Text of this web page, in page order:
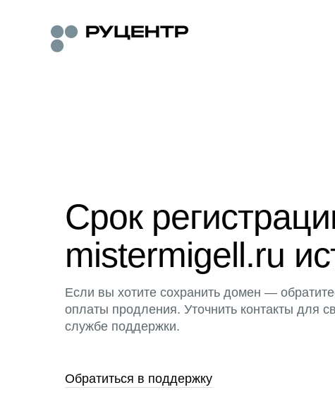
Срок
mistermigell.ru
Если вы хотите сохранить домен —
оплаты продления. Уточнить контакты для
службе поддержки.
Обратиться в поддержку